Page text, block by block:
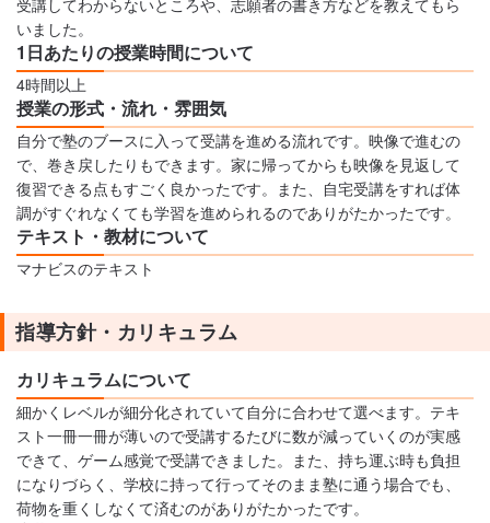
受講してわからないところや、志願者の書き方などを教えてもら
いました。
1日あたりの授業時間について
4時間以上
授業の形式・流れ・雰囲気
自分で塾のブースに入って受講を進める流れです。映像で進むの
で、巻き戻したりもできます。家に帰ってからも映像を見返して
復習できる点もすごく良かったです。また、自宅受講をすれば体
調がすぐれなくても学習を進められるのでありがたかったです。
テキスト・教材について
マナビスのテキスト
指導方針・カリキュラム
カリキュラムについて
細かくレベルが細分化されていて自分に合わせて選べます。テキ
スト一冊一冊が薄いので受講するたびに数が減っていくのが実感
できて、ゲーム感覚で受講できました。また、持ち運ぶ時も負担
になりづらく、学校に持って行ってそのまま塾に通う場合でも、
荷物を重くしなくて済むのがありがたかったです。